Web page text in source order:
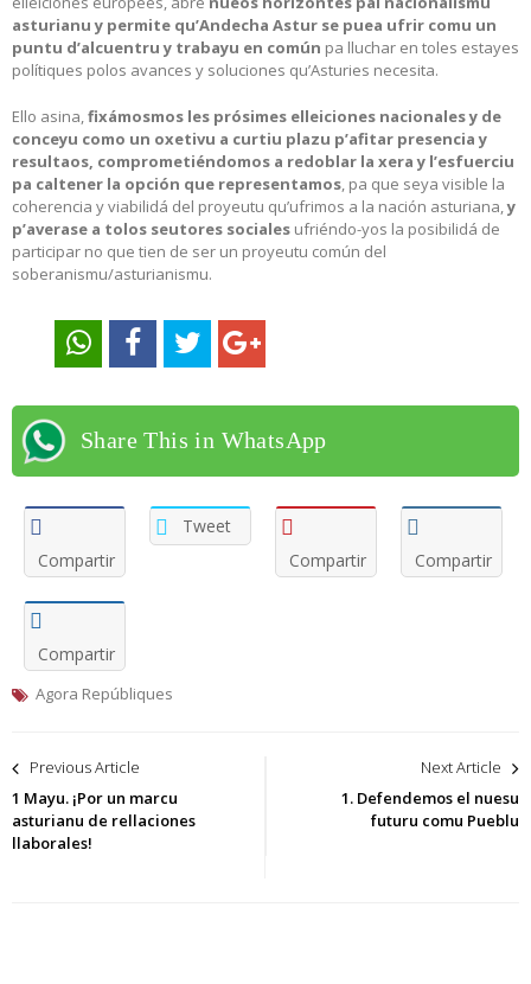
asturianu y permite qu’Andecha Astur se puea ufrir comu un
puntu d’alcuentru y trabayu en común pa lluchar en toles estayes
polítiques polos avances y soluciones qu’Asturies necesita.
Ello asina,fixámosmos les prósimes elleiciones nacionales y de
conceyu como un oxetivu a curtiu plazu p’afitar presencia y
resultaos, comprometiéndomos a redoblar la xera y l’esfuerciu
pa caltener la opción que representamos, pa que seya visible la
coherencia y viabilidá del proyeutu qu’ufrimos a la nación asturiana,y
p’averase a tolos seutores sociales ufriéndo-yos la posibilidá de
participar no que tien de ser un proyeutu común del
soberanismu/asturianismu.
Share This in WhatsApp
Compartir
Tweet
Compartir
Compartir
Compartir
Agora Repúbliques
Navegación
de
entradas
Previous Article
1 Mayu. ¡Por un marcu
asturianu de rellaciones
llaborales!
Next Article
1. Defendemos el nuesu
futuru comu Pueblu